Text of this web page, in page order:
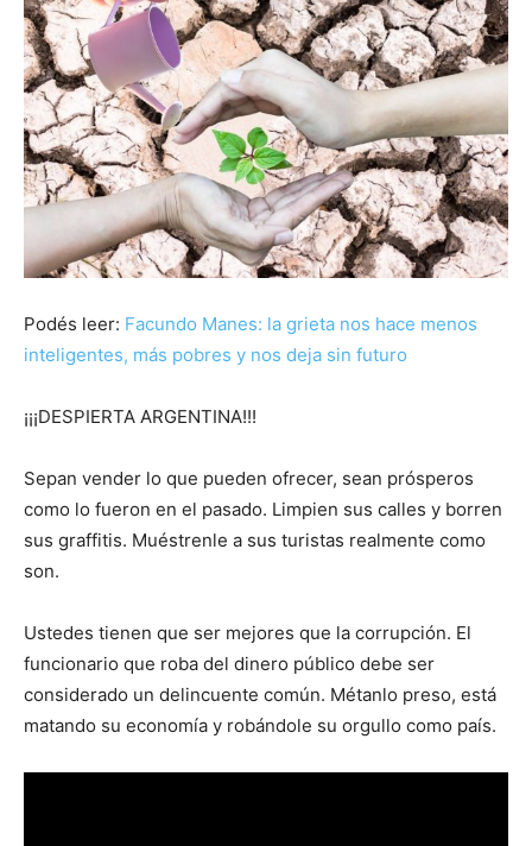
Podés leer: Facundo Manes: la grieta nos hace menos
inteligentes, más pobres y nos deja sin futuro
¡¡¡DESPIERTA ARGENTINA!!!
Sepan vender lo que pueden ofrecer, sean prósperos
como lo fueron en el pasado. Limpien sus calles y borren
sus graffitis. Muéstrenle a sus turistas realmente como
son.
Ustedes tienen que ser mejores que la corrupción. El
funcionario que roba del dinero público debe ser
considerado un delincuente común. Métanlo preso, está
matando su economía y robándole su orgullo como país.